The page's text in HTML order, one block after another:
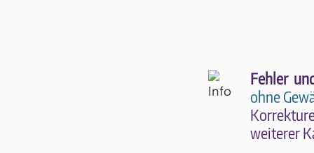
Fehler
ohne
wei­te­rer